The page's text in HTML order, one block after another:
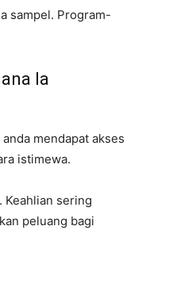
sampel. Program-
Ia
mendapat akses
istimewa.
sering
peluang bagi